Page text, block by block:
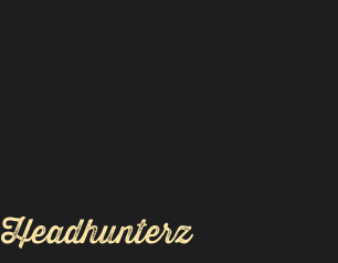
Headhunterz